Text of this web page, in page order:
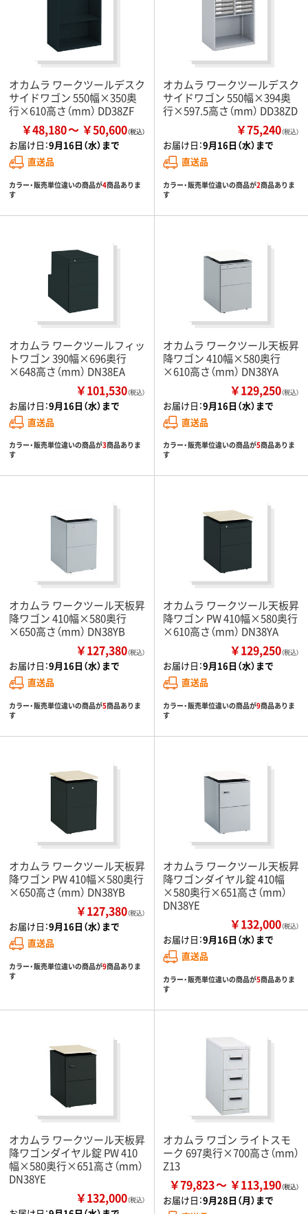
オカムラ ワークツールデスク
サイドワゴン 550幅×350奥
行×610高さ（mm） DD38ZF
￥48,180 ￥50,600
お届け日：9月16日（水）まで
直送品
カラー・販売単位違いの商品が4商品ありま
す
オカムラ ワークツールデスク
サイドワゴン 550幅×394奥
行×597.5高さ（mm） DD38ZD
￥75,240（税込）
お届け日：9月16日（水）まで
直送品
カラー・販売単位違いの商品が2商品ありま
す
オカムラ ワークツールフィッ
トワゴン 390幅×696奥行
×648高さ（mm） DN38EA
￥101,530（税込）
お届け日：9月16日（水）まで
直送品
カラー・販売単位違いの商品が3商品ありま
す
オカムラ ワークツール天板昇
降ワゴン 410幅×580奥行
×610高さ（mm） DN38YA
￥129,250（税込）
お届け日：9月16日（水）まで
直送品
カラー・販売単位違いの商品が5商品ありま
す
オカムラ ワークツール天板昇
降ワゴン 410幅×580奥行
×650高さ（mm） DN38YB
￥127,380（税込）
お届け日：9月16日（水）まで
直送品
カラー・販売単位違いの商品が5商品ありま
す
オカムラ ワークツール天板昇
降ワゴン PW 410幅×580奥行
×610高さ（mm） DN38YA
￥129,250（税込）
お届け日：9月16日（水）まで
直送品
カラー・販売単位違いの商品が9商品ありま
す
オカムラ ワークツール天板昇
降ワゴン PW 410幅×580奥行
×650高さ（mm） DN38YB
￥127,380（税込）
お届け日：9月16日（水）まで
直送品
カラー・販売単位違いの商品が9商品ありま
す
オカムラ ワークツール天板昇
降ワゴンダイヤル錠 410幅
×580奥行×651高さ（mm）
DN38YE
￥132,000（税込）
お届け日：9月16日（水）まで
直送品
カラー・販売単位違いの商品が5商品ありま
す
オカムラ ワークツール天板昇
降ワゴンダイヤル錠 PW 410
幅×580奥行×651高さ（mm）
DN38YE
￥132,000（税込）
オカムラ ワゴン ライトスモ
ーク 697奥行×700高さ（mm）
Z13
￥79,823 ￥113,190
お届け日：9月28日（月）まで